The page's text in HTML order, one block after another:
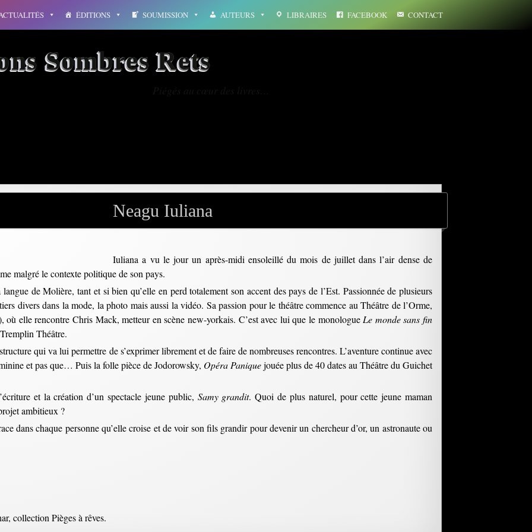
ÉDITIONS SOUMISSION AUTEURS LIBRAIRES FACEBOOK CONTACT
Sombres Rets
Neagu Iuliana
Iuliana a vu le jour un après-midi ensoleillé du mois de juillet dans l’air dense de
malgré le contexte politique de son pays.
de Molière, tant et si bien qu’elle en perd totalement son accent des pays de l’Est. Passionnée de plusieurs
divers dans la mode, la photo mais aussi la vidéo. Sa passion pour le théâtre commence au Théâtre de l’Orme,
elle rencontre Chris Mack, metteur en scène new-yorkais. C’est avec lui que le monologue Le monde sans fin
Théâtre.
qui va lui permettre de s’exprimer librement et de faire de nombreuses rencontres. L’aventure continue avec
et pas que… Puis la folle pièce de Jodorowsky, Opéra Paniquejouée plus de 40 dates au Théâtre du Guichet
et la création d’un spectacle jeune public, Samy grandit. Quoi de plus naturel, pour cette jeune maman
ambitieux ?
dans chaque personne qu’elle croise et de voir son fils grandir pour devenir un chercheur d’or, un astronaute ou
collection Pièges à rêves.